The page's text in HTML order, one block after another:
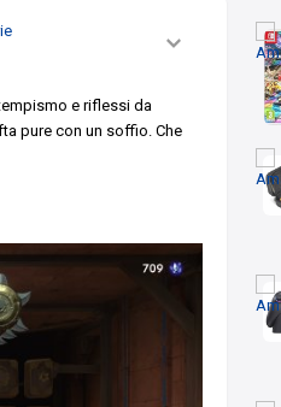
e riflessi da
pure con un soffio. Che